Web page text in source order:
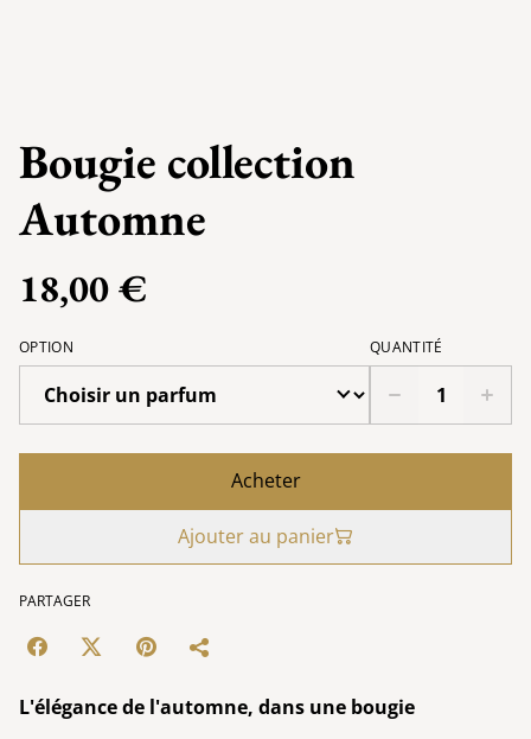
Bougie collection
Automne
18,00 €
OPTION QUANTITÉ
Acheter
Ajouter au panier
PARTAGER
L'élégance de l'automne, dans une bougie